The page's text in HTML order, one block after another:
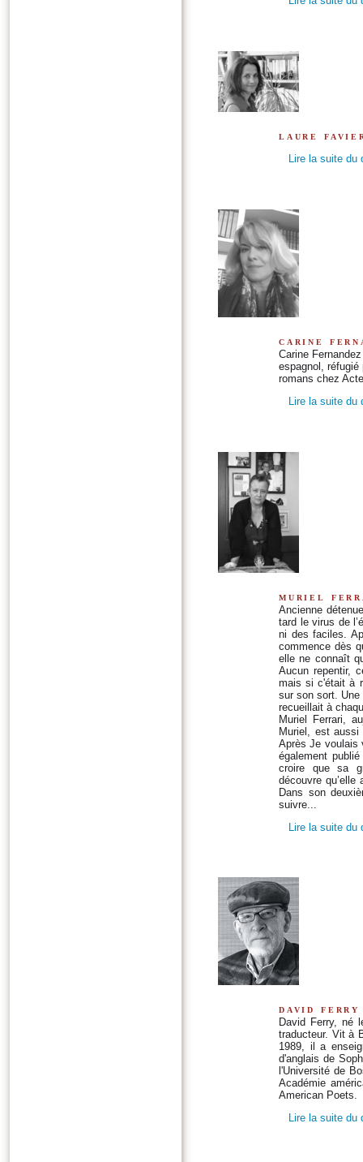
laure
Lire la suite du
carine
Carine
espagnol, réfugié
romans chez
Lire la suite du
muriel
Ancienne
tard le virus de
ni des faciles.
commence dès
elle ne connaît
Aucun repentir,
mais si c'était à
sur son sort.
recueillait à
Muriel Ferrari,
Muriel, est aussi
Après Je voulais
également
croire que sa
découvre
Dans son
suivre...
Lire la suite du
david ferry
David Ferry, né
traducteur. Vit à
1989, il a
d'anglais de
l'Université de
Académie
American Poets.
Lire la suite du